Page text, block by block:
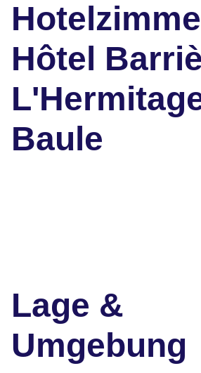
Hôtel
Baule
Lage &
Umgebung